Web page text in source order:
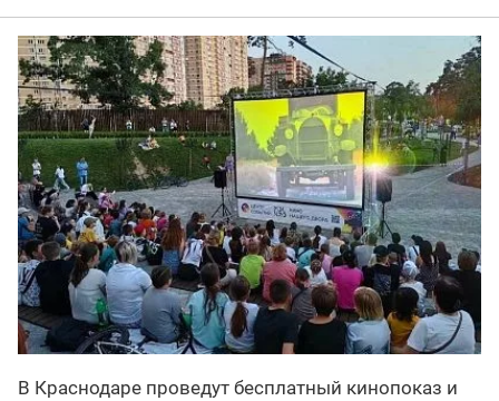
В Краснодаре проведут бесплатный кинопоказ и